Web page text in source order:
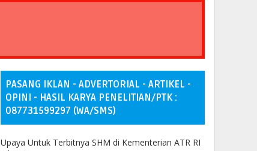
PASANG IKLAN - ADVERTORIAL - ARTIKEL -
OPINI - HASIL KARYA PENELITIAN/PTK :
087731599297 (WA/SMS)
Upaya Untuk Terbitnya SHM di Kementerian ATR RI